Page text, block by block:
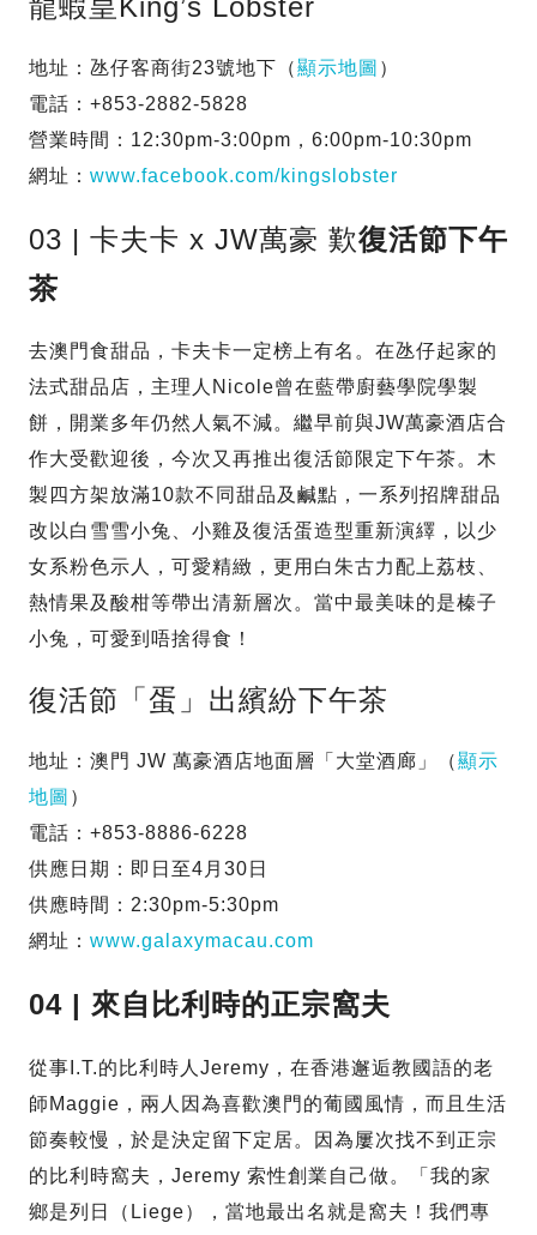
地址：氹仔客商街23號地下（顯示地圖 ）
電話：+853-2882-5828
營業時間：12:30pm-3:00pm，6:00pm-10:30pm
網址： www.facebook.com/kingslobster
03 | 卡夫卡 x JW萬豪 歎復活節下午
茶
去澳門食甜品，卡夫卡一定榜上有名。在氹仔起家的
法式甜品店，主理人Nicole曾在藍帶廚藝學院學製
餅，開業多年仍然人氣不減。繼早前與JW萬豪酒店合
作大受歡迎後，今次又再推出復活節限定下午茶。木
製四方架放滿10款不同甜品及鹹點，一系列招牌甜品
改以白雪雪小兔、小雞及復活蛋造型重新演繹，以少
女系粉色示人，可愛精緻，更用白朱古力配上荔枝、
熱情果及酸柑等帶出清新層次。當中最美味的是榛子
小兔，可愛到唔捨得食！
復活節「蛋」出繽紛下午茶
地址：澳門 JW 萬豪酒店地面層「大堂酒廊」（顯示
地圖 ）
電話：+853-8886-6228
供應日期：即日至4月30日
供應時間：2:30pm-5:30pm
網址： www.galaxymacau.com
04 | 來自比利時的正宗窩夫
從事I.T.的比利時人Jeremy，在香港邂逅教國語的老
師Maggie，兩人因為喜歡澳門的葡國風情，而且生活
節奏較慢，於是決定留下定居。因為屢次找不到正宗
的比利時窩夫，Jeremy 索性創業自己做。「我的家
鄉是列日（Liege），當地最出名就是窩夫！我們專